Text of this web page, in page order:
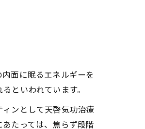
面に眠るエネルギーを
といわれています。
ンとして天啓気功治療
たっては、焦らず段階